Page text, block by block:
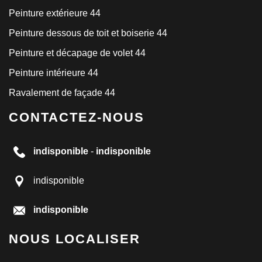
Peinture extérieure 44
Peinture dessous de toit et boiserie 44
Peinture et décapage de volet 44
Peinture intérieure 44
Ravalement de façade 44
CONTACTEZ-NOUS
indisponible - indisponible
indisponible
indisponible
NOUS LOCALISER